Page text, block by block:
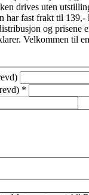
drives uten
har fast frakt til 139,-
og prisene
Velkommen til
*